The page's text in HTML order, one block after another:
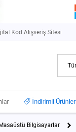
Kod Alışveriş Sitesi
İndirimli Ürünler
Masaüstü Bilgisayarlar